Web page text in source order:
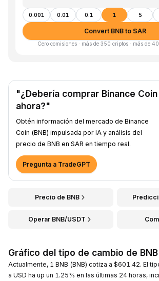
0.001 0.01 0.1 1 5
Convert BNB to SAR
Cero comisiones · más de 350 criptos · más de
"¿Debería comprar Binance Coin
ahora?"
Obtén información del mercado de Binance
Coin (BNB) impulsada por IA y análisis del
precio de BNB en SAR en tiempo real.
Pregunta a TradeGPT
Precio de BNB
Operar BNB/USDT
Gráfico del tipo de cambio de BNB
Actualmente, 1 BNB (BNB) cotiza a $601.42. El
a USD ha up un 1.25% en las últimas 24 horas,